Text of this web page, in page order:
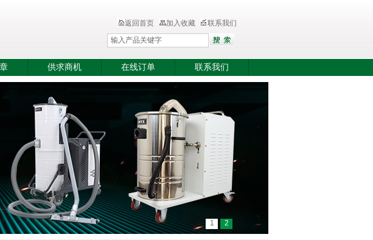
返回首页 加入收藏 联系我们
供求商机 在线订单 联系我们
1 2